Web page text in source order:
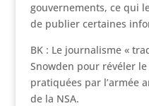
gouvernements, ce qui
de publier certaines
BK : Le journalisme «
Snowden pour révéler
pratiquées par l’armée
de la NSA.